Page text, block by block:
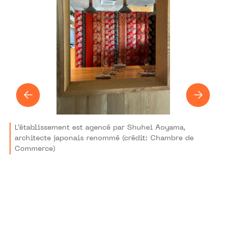
L’établissement est agencé par Shuhei Aoyama,
architecte japonais renommé (crédit: Chambre de
Commerce)